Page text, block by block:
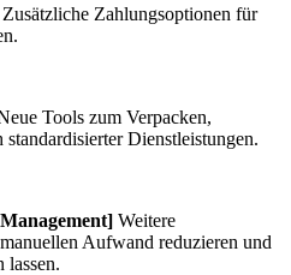
Zusätzliche Zahlungsoptionen für
Tools zum Verpacken,
Dienstleistungen.
Weitere
Aufwand reduzieren und
lassen.